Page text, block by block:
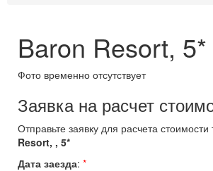
Baron Resort, 5*
Фото временно отсутствует
Заявка на расчет
Отправьте заявку для расчета стоимости
Resort, , 5*
Дата заезда: *